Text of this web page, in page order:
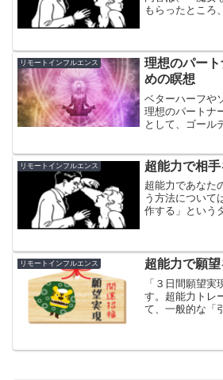
もらったところ
ージや臭いがま
を通らなくなっ
リモートインフルエンス
理想のパー
めの瞑想
ベターハーフや
理想のパートナ
として、ゴール
れであると考え
トナーとの出会
リモートインフルエンス 超能力で相
超能力であなた
う方法について
作する」という
よく頂くように
リモートインフルエンス 超能力で願
「３日間願望
す。超能力トレ
て、一般的な「